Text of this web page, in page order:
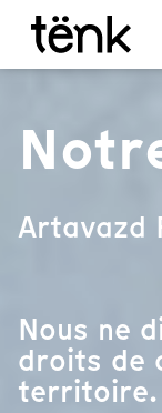
Artavazd
Nous ne
droits de
territoire.